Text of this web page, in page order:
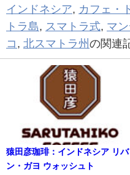
インドネシア, カフェ・
トラ島, スマトラ式, マ
コ , 北スマトラ州 の関連
猿田彦珈琲：インドネシア リバ
ン・ガヨ ウォッシュト